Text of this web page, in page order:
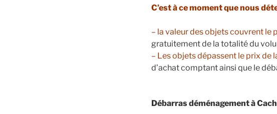
C’est à ce moment que nous
– la valeur des objets couvrent le
gratuitement de la totalité du
– Les objets dépassent le prix de
d’achat comptant ainsi que le
Débarras déménagement à